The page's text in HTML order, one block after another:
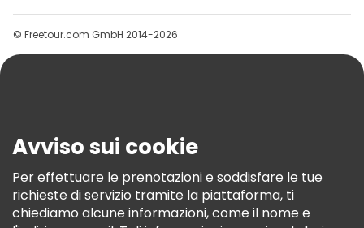
Gruppi
Aiuto
Termini E Condizioni
Informativa Sui Cookie
Freetour Premi
Programma Di Fidelizzazione
© Freetour.com GmbH 2014-2026
Avviso sui cookie
Per effettuare le prenotazioni e soddisfare le tue
richieste di servizio tramite la piattaforma, ti
chiediamo alcune informazioni, come il nome e